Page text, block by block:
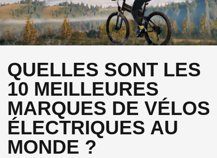
QUELLES SONT LES
10 MEILLEURES
MARQUES DE VÉLOS
ÉLECTRIQUES AU
MONDE ?